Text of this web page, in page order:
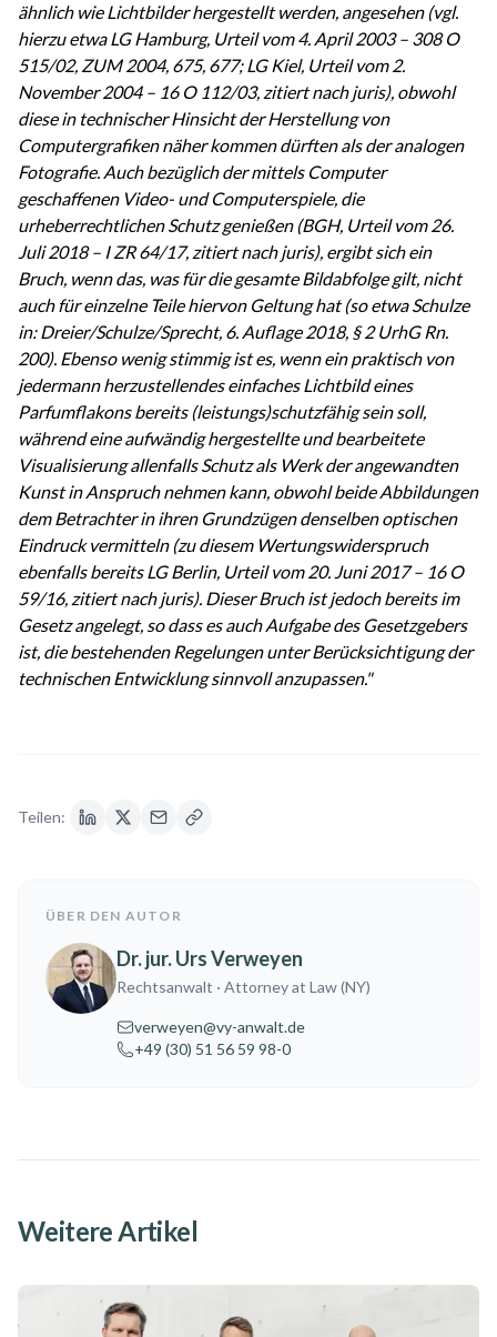
ähnlich wie Lichtbilder hergestellt werden, angesehen (vgl.
hierzu etwa LG Hamburg, Urteil vom 4. April 2003 – 308 O
515/02, ZUM 2004, 675, 677; LG Kiel, Urteil vom 2.
November 2004 – 16 O 112/03, zitiert nach juris), obwohl
diese in technischer Hinsicht der Herstellung von
Computergrafiken näher kommen dürften als der analogen
Fotografie. Auch bezüglich der mittels Computer
geschaffenen Video- und Computerspiele, die
urheberrechtlichen Schutz genießen (BGH, Urteil vom 26.
Juli 2018 – I ZR 64/17, zitiert nach juris), ergibt sich ein
Bruch, wenn das, was für die gesamte Bildabfolge gilt, nicht
auch für einzelne Teile hiervon Geltung hat (so etwa Schulze
in: Dreier/Schulze/Sprecht, 6. Auflage 2018, § 2 UrhG Rn.
200). Ebenso wenig stimmig ist es, wenn ein praktisch von
jedermann herzustellendes einfaches Lichtbild eines
Parfumflakons bereits (leistungs)schutzfähig sein soll,
während eine aufwändig hergestellte und bearbeitete
Visualisierung allenfalls Schutz als Werk der angewandten
Kunst in Anspruch nehmen kann, obwohl beide Abbildungen
dem Betrachter in ihren Grundzügen denselben optischen
Eindruck vermitteln (zu diesem Wertungswiderspruch
ebenfalls bereits LG Berlin, Urteil vom 20. Juni 2017 – 16 O
59/16, zitiert nach juris). Dieser Bruch ist jedoch bereits im
Gesetz angelegt, so dass es auch Aufgabe des Gesetzgebers
ist, die bestehenden Regelungen unter Berücksichtigung der
technischen Entwicklung sinnvoll anzupassen."
Teilen:
ÜBER DEN AUTOR
Dr. jur. Urs Verweyen
Rechtsanwalt · Attorney at Law (NY)
verweyen@vy-anwalt.de
+49 (30) 51 56 59 98-0
Weitere Artikel